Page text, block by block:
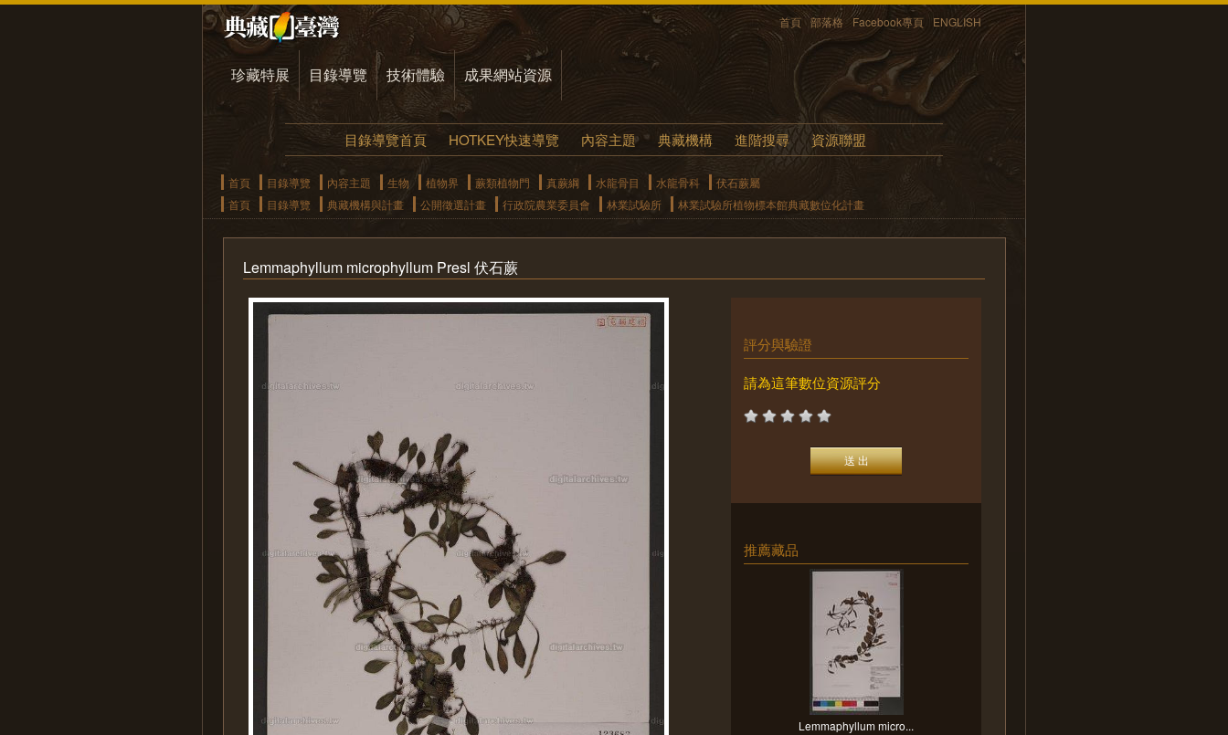
首頁 部落格 Facebook專頁 ENGLISH
珍藏特展 目錄導覽 技術體驗 成果網站資源
目錄導覽首頁 HOTKEY快速導覽 內容主題 典藏機構 進階搜尋 資源聯盟
首頁 目錄導覽 內容主題 生物 植物界 蕨類植物門 真蕨綱 水龍骨目 水龍骨科
伏石蕨屬
首頁
目錄導覽 典藏機構與計畫 公開徵選計畫 行政院農業委員會 林業試驗所 林業試驗所植物標本館典藏數位化計畫
Lemmaphyllum microphyllum Presl 伏石蕨
評分與驗證
請為這筆數位資源評分
推薦藏品
Lemmaphyllum micro...